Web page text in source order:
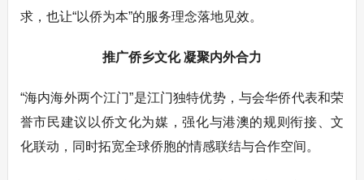
求，也让“以侨为本”的服务理念落地见效。
推广侨乡文化 凝聚内外合力
“海内海外两个江门”是江门独特优势，与会华侨代表和荣
誉市民建议以侨文化为媒，强化与港澳的规则衔接、文
化联动，同时拓宽全球侨胞的情感联结与合作空间。